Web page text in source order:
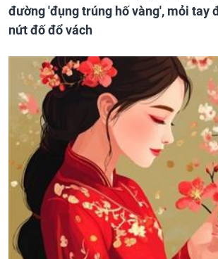
đường 'đụng trúng hố vàng', mỏi tay
nứt đố đổ vách